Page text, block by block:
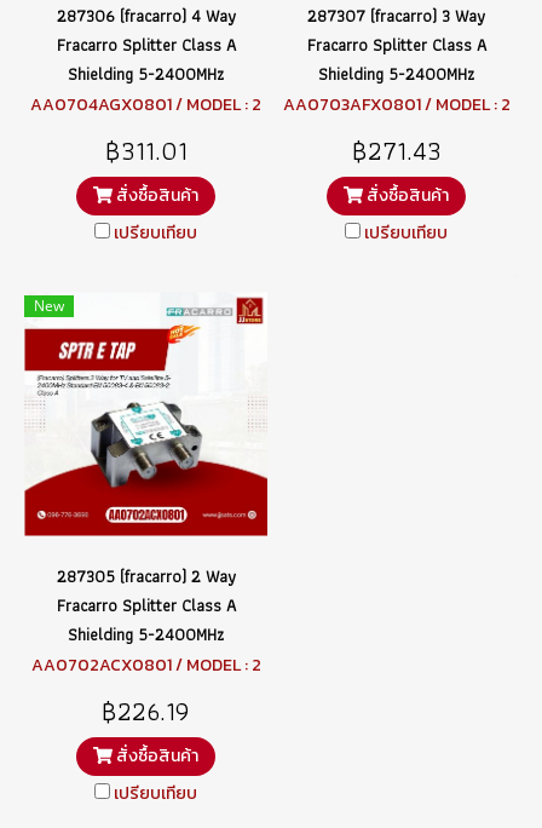
287306 (fracarro) 4 Way
Fracarro Splitter Class A
Shielding 5-2400MHz
AA0704AGX0801 / MODEL : 2
฿311.01
สั่งซื้อสินค้า
เปรียบเทียบ
287307 (fracarro) 3 Way
Fracarro Splitter Class A
Shielding 5-2400MHz
AA0703AFX0801 / MODEL : 2
฿271.43
สั่งซื้อสินค้า
เปรียบเทียบ
New
287305 (fracarro) 2 Way
Fracarro Splitter Class A
Shielding 5-2400MHz
AA0702ACX0801 / MODEL : 2
฿226.19
สั่งซื้อสินค้า
เปรียบเทียบ